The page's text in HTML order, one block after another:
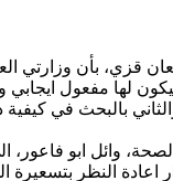
قزي، بأن وزارتي
لها مفعول
الضمان بنسبة 95%،
وائل ابو